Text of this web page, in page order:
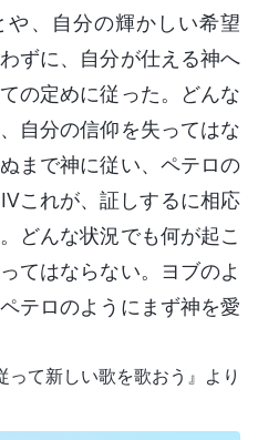
や、自分の輝かしい希望
ずに、自分が仕える神へ
の定めに従った。どんな
自分の信仰を失ってはな
まで神に従い、ペテロの
これが、証しするに相応
どんな状況でも何が起こ
てはならない。ヨブのよ
テロのようにまず神を愛
って新しい歌を歌おう』より